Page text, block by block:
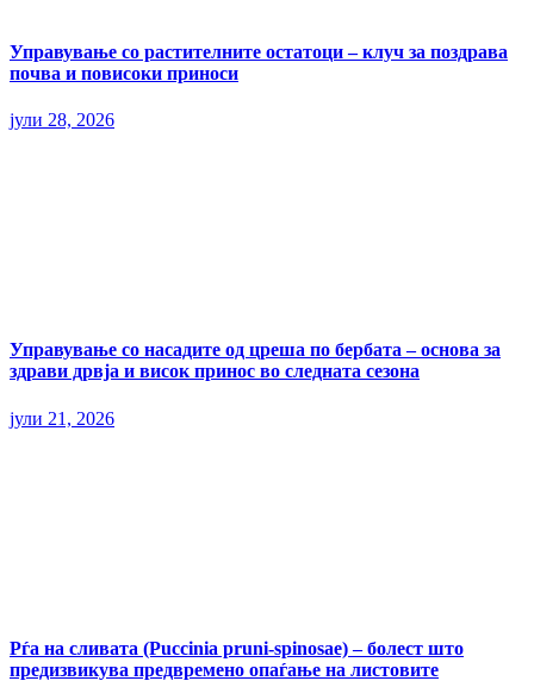
Управување со растителните остатоци – клуч за поздрава
почва и повисоки приноси
јули 28, 2026
Управување со насадите од цреша по бербата – основа за
здрави дрвја и висок принос во следната сезона
јули 21, 2026
Рѓа на сливата (Puccinia pruni-spinosae) – болест што
предизвикува предвремено опаѓање на листовите